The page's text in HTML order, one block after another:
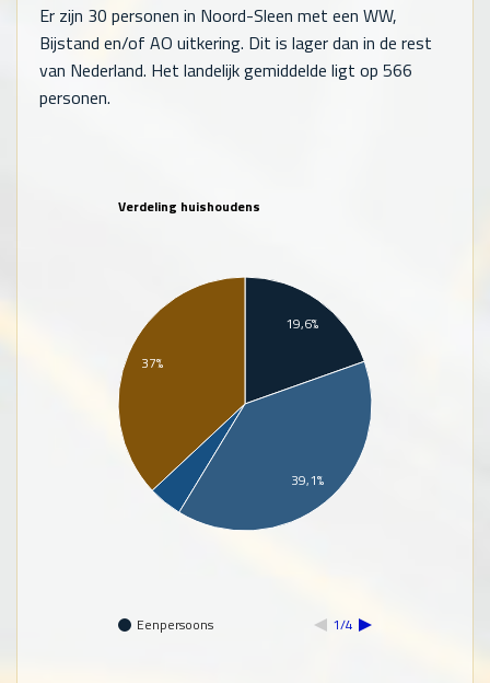
Er zijn 30 personen in Noord-Sleen met een WW,
Bijstand en/of AO uitkering. Dit is lager dan in de rest
van Nederland. Het landelijk gemiddelde ligt op 566
personen.
Verdeling huishoudens
Eenpersoons 1/4
19,6%
37%
39,1%